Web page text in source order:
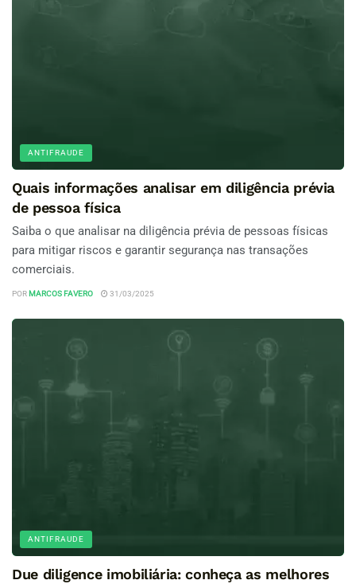
ANTIFRAUDE
Quais informações analisar em diligência prévia
de pessoa física
Saiba o que analisar na diligência prévia de pessoas físicas
para mitigar riscos e garantir segurança nas transações
comerciais.
POR MARCOS FAVERO 31/03/2025
ANTIFRAUDE
Due diligence imobiliária: conheça as melhores